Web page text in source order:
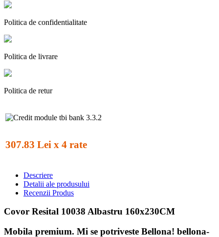
Politica de confidentialitate
Politica de livrare
Politica de retur
307.83 Lei x 4 rate
Descriere
Detalii ale produsului
Recenzii Produs
Covor Resital 10038 Albastru 160x230CM
Mobila premium. Mi se potriveste Bellona! bellona-